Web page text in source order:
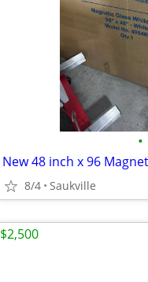
•
New 48 inch x 96
8/4 Saukville
$2,500